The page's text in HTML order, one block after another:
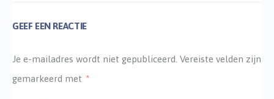
GEEF EEN REACTIE
Je e-mailadres wordt niet gepubliceerd. Vereiste velden zijn
gemarkeerd met *